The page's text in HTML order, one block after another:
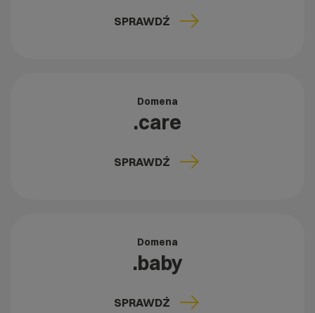
SPRAWDŹ
Domena
.care
SPRAWDŹ
Domena
.baby
SPRAWDŹ